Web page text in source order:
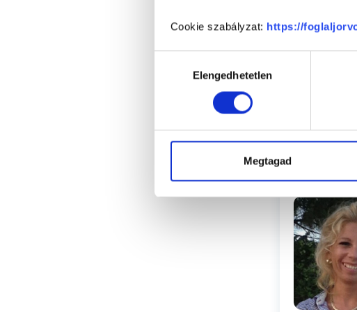
Cookie szabályzat: https://
kiválasztásaElengedhetetlen
Megtagad